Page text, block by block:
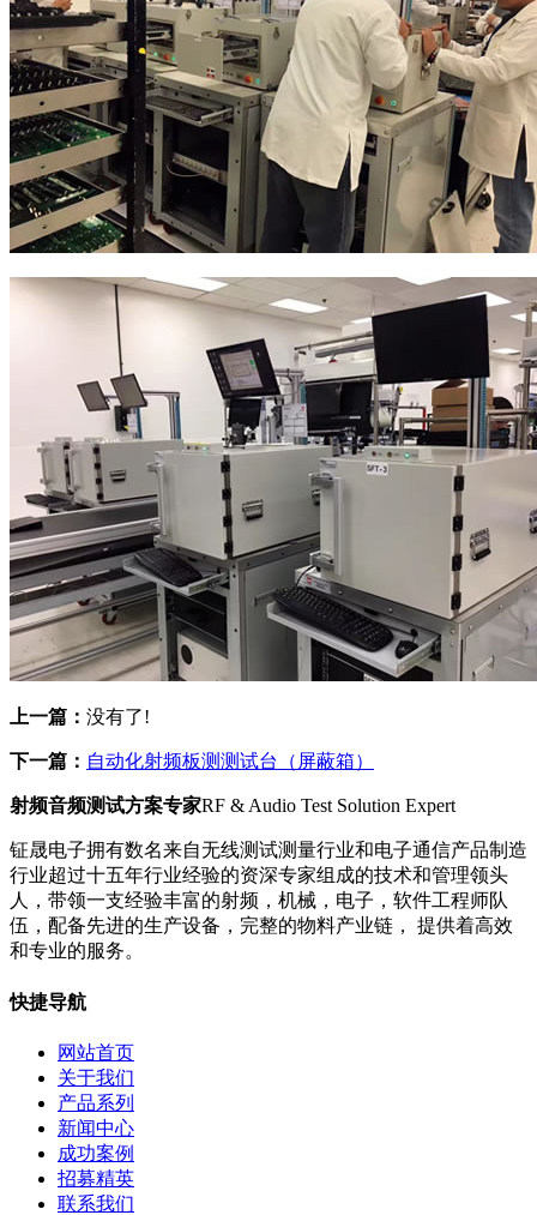
上一篇： 没有了!
下一篇： 自动化射频板测测试台（屏蔽箱）
射频音频测试方案专家RF & Audio Test Solution Expert
钲晟电子拥有数名来自无线测试测量行业和电子通信产品制造
行业超过十五年行业经验的资深专家组成的技术和管理领头
人，带领一支经验丰富的射频，机械，电子，软件工程师队
伍，配备先进的生产设备，完整的物料产业链， 提供着高效
和专业的服务。
快捷导航
网站首页
关于我们
产品系列
新闻中心
成功案例
招募精英
联系我们